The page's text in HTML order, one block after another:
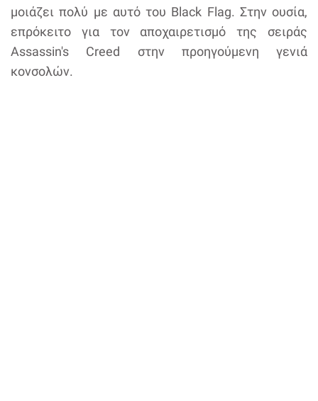
μοιάζει πολύ με αυτό του Black Flag. Στην ουσία,
επρόκειτο για τον αποχαιρετισμό της σειράς
Assassin's Creed στην προηγούμενη γενιά
κονσολών.